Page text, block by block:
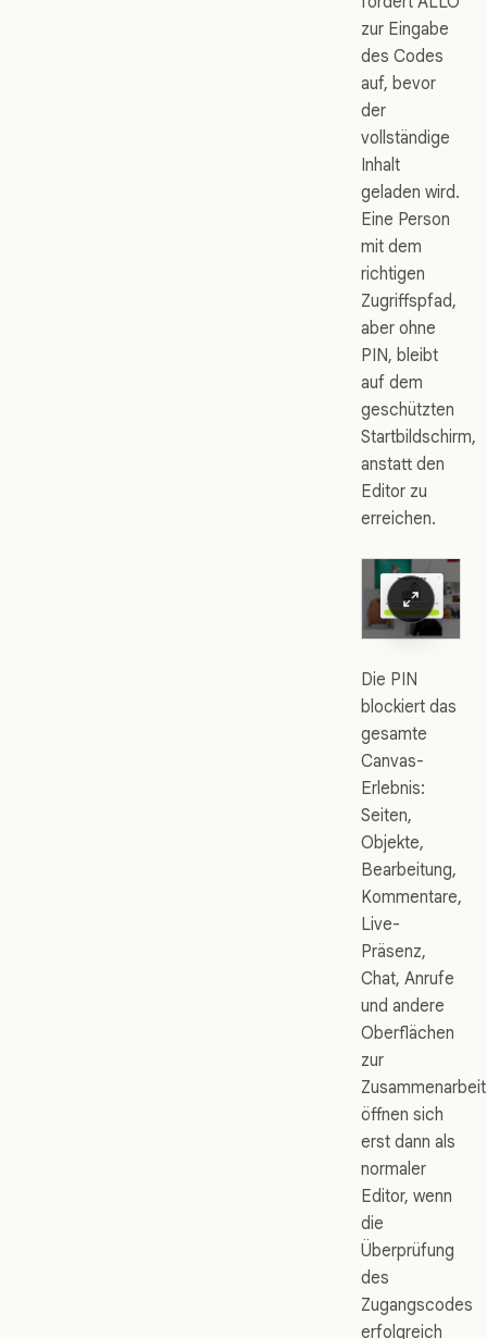
zur Eingabe
des Codes
auf, bevor
der
vollständige
Inhalt
geladen wird.
Eine Person
mit dem
richtigen
Zugriffspfad,
aber ohne
PIN, bleibt
auf dem
geschützten
Startbildschirm,
anstatt den
Editor zu
erreichen.
Die PIN
blockiert das
gesamte
Canvas-
Erlebnis:
Seiten,
Objekte,
Bearbeitung,
Kommentare,
Live-
Präsenz,
Chat, Anrufe
und andere
Oberflächen
zur
Zusammenarbeit
öffnen sich
erst dann als
normaler
Editor, wenn
die
Überprüfung
des
Zugangscodes
erfolgreich